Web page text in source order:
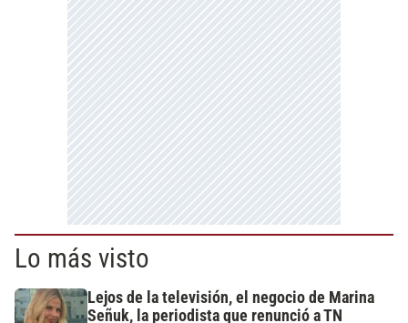
Lo más visto
Lejos de la televisión, el negocio de Marina
Señuk, la periodista que renunció a TN